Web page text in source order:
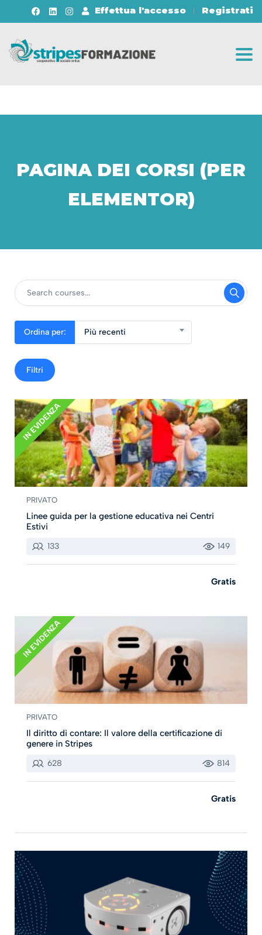
Effettua l'accesso Registrati
PAGINA DEI CORSI (PER
ELEMENTOR)
Ordina per: Più recenti
Filtri
IN EVIDENZA
PRIVATO
Linee guida per la gestione educativa nei Centri
Estivi
133 149
Gratis
IN EVIDENZA
PRIVATO
Il diritto di contare: Il valore della certificazione di
genere in Stripes
628 814
Gratis